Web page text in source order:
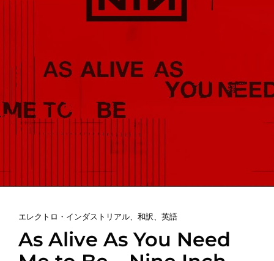
カ
テ
ゴ
エレクトロ・インダストリアル 和訳 英語
As Alive As You Need